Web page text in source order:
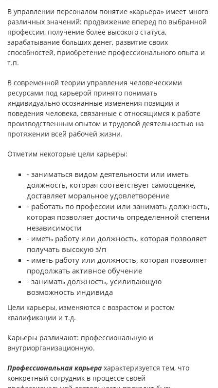
В управлении персоналом понятие «карьера» имеет много
различных значений: продвижение вперед по выбранной
профессии, получение более высокого статуса,
зарабатывание больших денег, развитие своих
способностей, приобретение профессионального опыта и
т.п.
В современной теории управления человеческими
ресурсами под карьерой принято понимать
индивидуально осознанные изменения позиции и
поведения человека, связанные с относящимся к работе
производственным опытом и трудовой деятельностью на
протяжении всей рабочей жизни.
Отметим некоторые цели карьеры:
- заниматься видом деятельности или иметь
должность, которая соответствует самооценке,
доставляет моральное удовлетворение
- работать по профессии или занимать должность,
которая позволяет достичь определенной степени
независимости
- иметь работу или должность, которая позволяет
получать высокую з/п
- иметь работу или должность, которая позволяет
продолжать активное обучение
- занимать должность, усиливающую
возможность индивида
Цели карьеры, изменяются с возрастом и ростом
квалификации и т.д.
Карьеры различают: профессиональную и
внутриорганизационную.
Профессиональная карьера характеризуется тем, что
конкретный сотрудник в процессе своей